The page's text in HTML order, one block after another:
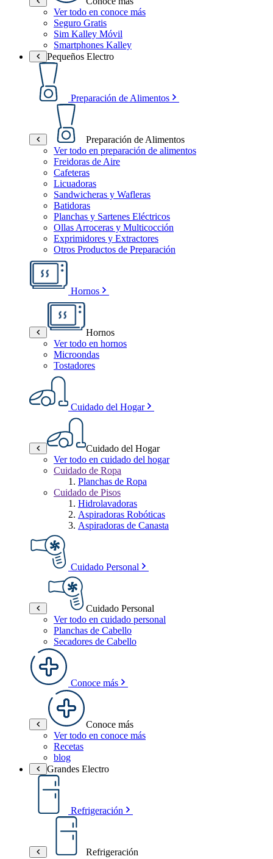
Ver todo en conoce más
Seguro Gratis
Sim Kalley Móvil
Smartphones Kalley
Pequeños Electro
Preparación de Alimentos
Preparación de Alimentos
Ver todo en preparación de alimentos
Freidoras de Aire
Cafeteras
Licuadoras
Sandwicheras y Wafleras
Batidoras
Planchas y Sartenes Eléctricos
Ollas Arroceras y Multicocción
Exprimidores y Extractores
Otros Productos de Preparación
Hornos
Hornos
Ver todo en hornos
Microondas
Tostadores
Cuidado del Hogar
Cuidado del Hogar
Ver todo en cuidado del hogar
Cuidado de Ropa
Planchas de Ropa
Cuidado de Pisos
Hidrolavadoras
Aspiradoras Robóticas
Aspiradoras de Canasta
Cuidado Personal
Cuidado Personal
Ver todo en cuidado personal
Planchas de Cabello
Secadores de Cabello
Conoce más
Conoce más
Ver todo en conoce más
Recetas
blog
Grandes Electro
Refrigeración
Refrigeración